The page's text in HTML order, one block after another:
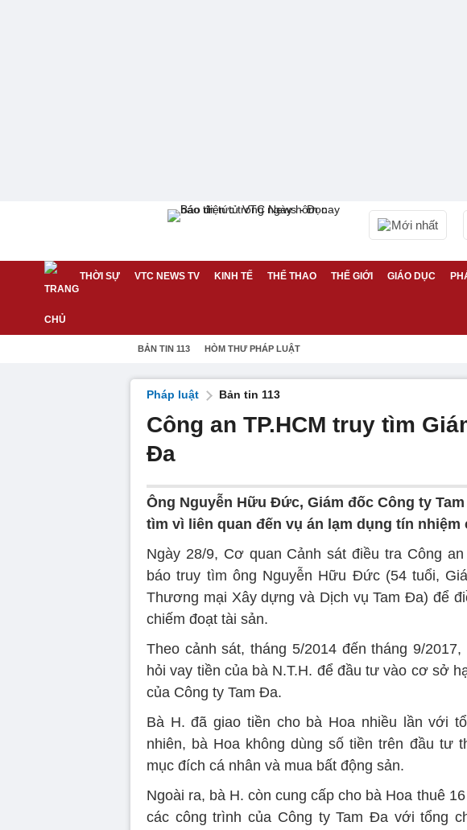
Mới nhất
THỜI SỰ VTC NEWS TV KINH TẾ THỂ THAO THẾ GIỚI GIÁO DỤC
BẢN TIN 113 HÒM THƯ PHÁP LUẬT
Pháp luật Bản tin 113
Công an TP.HCM truy tìm
Đa
Ông Nguyễn Hữu Đức, Giám đốc Công ty
tìm vì liên quan đến vụ án lạm dụng tín nhiệm
Ngày 28/9, Cơ quan Cảnh sát điều tra Công
báo truy tìm ông Nguyễn Hữu Đức (54 tuổi,
Thương mại Xây dựng và Dịch vụ Tam Đa) để
chiếm đoạt tài sản.
Theo cảnh sát, tháng 5/2014 đến tháng 9/
hỏi vay tiền của bà N.T.H. để đầu tư vào cơ sở
của Công ty Tam Đa.
Bà H. đã giao tiền cho bà Hoa nhiều lần với
nhiên, bà Hoa không dùng số tiền trên đầu tư
mục đích cá nhân và mua bất động sản.
Ngoài ra, bà H. còn cung cấp cho bà Hoa thuê
các công trình của Công ty Tam Đa với tổng